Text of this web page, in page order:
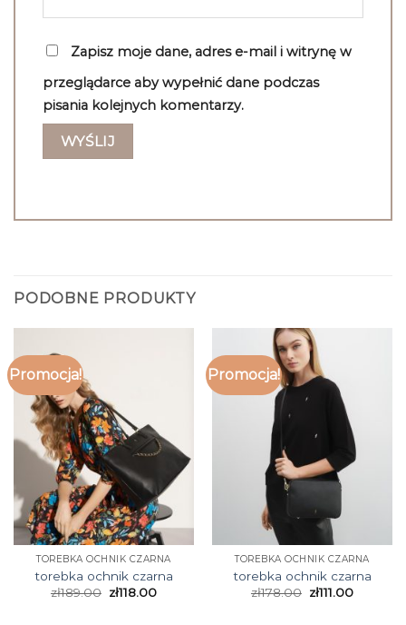
Zapisz moje dane, adres e-mail i witrynę w
przeglądarce aby wypełnić dane podczas
pisania kolejnych komentarzy.
PODOBNE PRODUKTY
Promocja!
TOREBKA OCHNIK CZARNA
torebka ochnik czarna
zł189.00 zł118.00
Promocja!
TOREBKA OCHNIK CZARNA
torebka ochnik czarna
zł178.00 zł111.00